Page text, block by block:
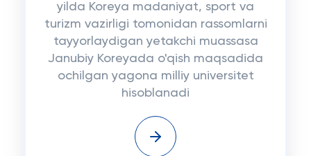
yilda Koreya madaniyat, sport va
turizm vazirligi tomonidan rassomlarni
tayyorlaydigan yetakchi muassasa
Janubiy Koreyada o'qish maqsadida
ochilgan yagona milliy universitet
hisoblanadi